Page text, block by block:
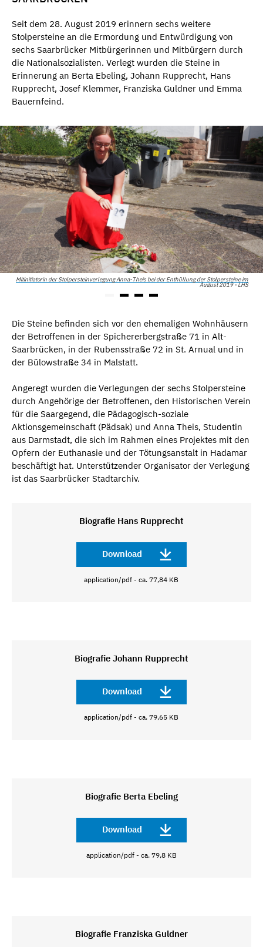
Seit dem 28. August 2019 erinnern sechs weitere
Stolpersteine an die Ermordung und Entwürdigung von
sechs Saarbrücker Mitbürgerinnen und Mitbürgern durch
die Nationalsozialisten. Verlegt wurden die Steine in
Erinnerung an Berta Ebeling, Johann Rupprecht, Hans
Rupprecht, Josef Klemmer, Franziska Guldner und Emma
Bauernfeind.
Mitinitiatorin der Stolpersteinverlegung Anna-Theis bei der Enthüllung der Stolpersteine im
August 2019 - LHS
Die Steine befinden sich vor den ehemaligen Wohnhäusern
der Betroffenen in der Spichererbergstraße 71 in Alt-
Saarbrücken, in der Rubensstraße 72 in St. Arnual und in
der Bülowstraße 34 in Malstatt.
Angeregt wurden die Verlegungen der sechs Stolpersteine
durch Angehörige der Betroffenen, den Historischen Verein
für die Saargegend, die Pädagogisch-soziale
Aktionsgemeinschaft (Pädsak) und Anna Theis, Studentin
aus Darmstadt, die sich im Rahmen eines Projektes mit den
Opfern der Euthanasie und der Tötungsanstalt in Hadamar
beschäftigt hat. Unterstützender Organisator der Verlegung
ist das Saarbrücker Stadtarchiv.
Biografie Hans Rupprecht
Download
application/pdf - ca. 77,84 KB
Biografie Johann Rupprecht
Download
application/pdf - ca. 79,65 KB
Biografie Berta Ebeling
Download
application/pdf - ca. 79,8 KB
Biografie Franziska Guldner